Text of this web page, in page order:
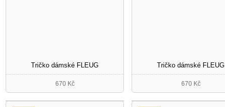
Tričko dámské FLEUG
670 Kč
Tričko dámské FLEUG
670 Kč